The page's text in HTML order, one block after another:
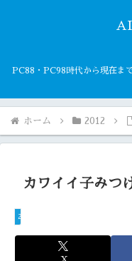
PC88・PC98時代から現在ま
ホーム 2012
カワイイ子みつ
2012